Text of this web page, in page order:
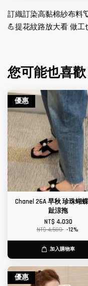
訂織訂染高黏棉紗布料
💪提花紋路放大看 做工
您可能也喜歡
優惠
Chanel 26A 早秋 珍珠蝴
趾涼拖
NT$ 4,030
NT$ 4,580 -12%
加入購物車
優惠